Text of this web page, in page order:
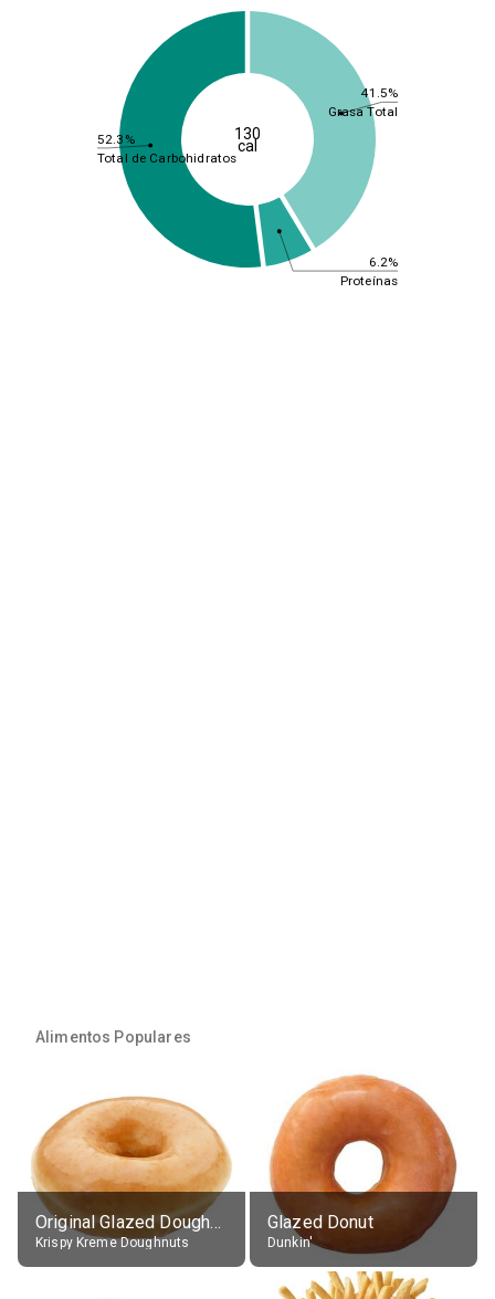
41.5%
6.2%
52.3%
Grasa Total
Proteínas
Total de Carbohidratos
130
cal
Alimentos Populares
Original Glazed Doughnut
Krispy Kreme Doughnuts
Glazed Donut
Dunkin'